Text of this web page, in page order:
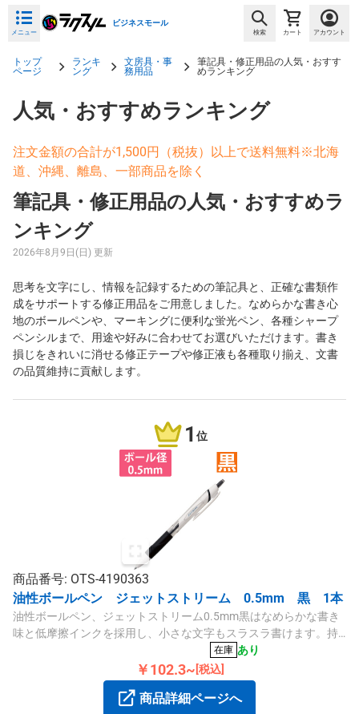
メニュー
ビジネスモール
検索 カート アカウント
トップ
ページ
ランキ
ング
文房具・事
務用品
筆記具・修正用品の人気・おすす
めランキング
人気・おすすめランキング
注文金額の合計が1,500円（税抜）以上で送料無料※北海
道、沖縄、離島、一部商品を除く
筆記具・修正用品の人気・おすすめラ
ンキング
2026年8月9日(日) 更新
思考を文字にし、情報を記録するための筆記具と、正確な書類作
成をサポートする修正用品をご用意しました。なめらかな書き心
地のボールペンや、マーキングに便利な蛍光ペン、各種シャープ
ペンシルまで、用途や好みに合わせてお選びいただけます。書き
損じをきれいに消せる修正テープや修正液も各種取り揃え、文書
の品質維持に貢献します。
1 位
商品番号: OTS-4190363
油性ボールペン ジェットストリーム 0.5mm 黒 1本
油性ボールペン、ジェットストリーム0.5mm黒はなめらかな書き
味と低摩擦インクを採用し、小さな文字もスラスラ書けます。持
在庫 あり
￥102.3~ [税込]
商品詳細ページへ